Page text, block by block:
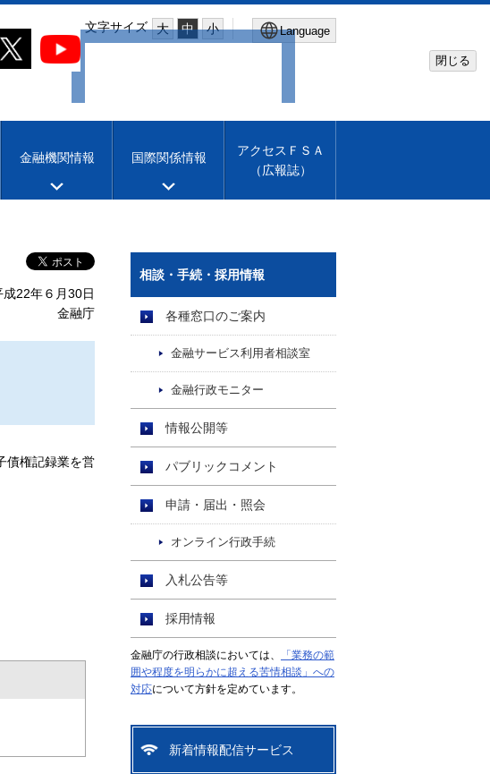
文字サイズ 大 中 小 Language
Machine translation
閉じる
金融機関情報 国際関係情報
アクセスＦＳＡ
（広報誌）
成22年６月30日
金融庁
債権記録業を営
相談・手続・採用情報
各種窓口のご案内
金融サービス利用者相談室
金融行政モニター
情報公開等
パブリックコメント
申請・届出・照会
オンライン行政手続
入札公告等
採用情報
金融庁の行政相談においては、
「業務の範
囲や程度を明らかに超える苦情相談」への
対応について方針を定めています。
新着情報配信サービス